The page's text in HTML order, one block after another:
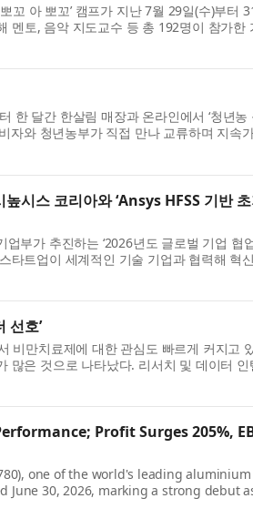
꼬 아 뽀꼬’ 캠프가 지난 7월 29일(수)부터
토, 음악 지도교수 등 총 192명이 참가한
한 달간 한살림 매장과 온라인에서 ‘청년농
자와 청년농부가 직접 만나 교류하며 지속
시스 코리아와 ‘Ansys HFSS 기반
부가 추진하는 ‘2026년도 글로벌 기업 협
트업이 세계적인 기술 기업과 협력해 혁
선호’
비만치료제에 대한 관심도 빠르게 커지고
은 것으로 나타났다. 리서치 및 데이터 인
Profit Surges 205%,
one of the world's leading
30, 2026, marking a strong debut